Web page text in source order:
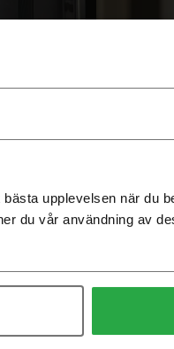
upplevelsen när du
du vår användning av